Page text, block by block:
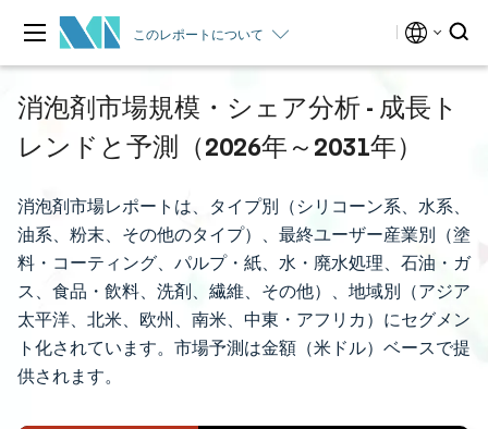
このレポートについて
消泡剤市場規模・シェア分析 - 成長ト
レンドと予測（2026年～2031年）
消泡剤市場レポートは、タイプ別（シリコーン系、水系、
油系、粉末、その他のタイプ）、最終ユーザー産業別（塗
料・コーティング、パルプ・紙、水・廃水処理、石油・ガ
ス、食品・飲料、洗剤、繊維、その他）、地域別（アジア
太平洋、北米、欧州、南米、中東・アフリカ）にセグメン
ト化されています。市場予測は金額（米ドル）ベースで提
供されます。